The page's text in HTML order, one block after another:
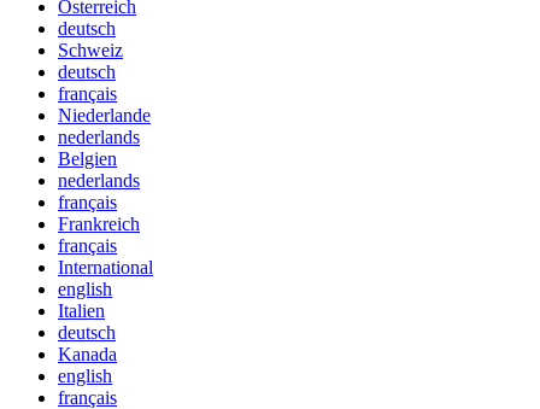
Österreich
deutsch
Schweiz
deutsch
français
Niederlande
nederlands
Belgien
nederlands
français
Frankreich
français
International
english
Italien
deutsch
Kanada
english
français